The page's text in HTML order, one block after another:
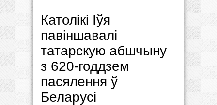
Католікі Іўя
павіншавалі
татарскую абшчыну
з 620-годдзем
пасялення ў
Беларусі